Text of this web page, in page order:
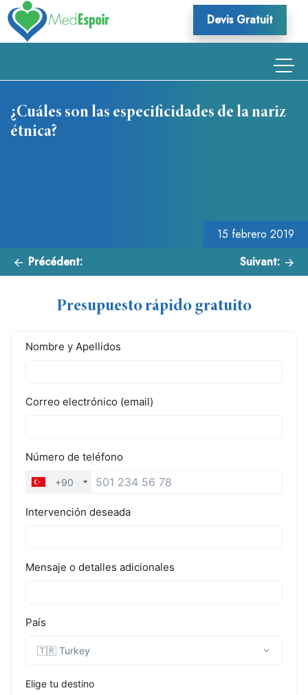
Skip
to
content
Devis Gratuit
¿Cuáles son las especificidades de la nariz
étnica?
15 febrero 2019
Précédent: Suivant:
Presupuesto rápido gratuito